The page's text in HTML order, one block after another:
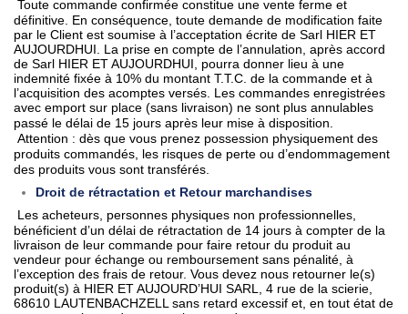
Toute commande confirmée constitue une vente ferme et
définitive. En conséquence, toute demande de modification faite
par le Client est soumise à l’acceptation écrite de Sarl HIER ET
AUJOURDHUI. La prise en compte de l’annulation, après accord
de Sarl HIER ET AUJOURDHUI, pourra donner lieu à une
indemnité fixée à 10% du montant T.T.C. de la commande et à
l’acquisition des acomptes versés. Les commandes enregistrées
avec emport sur place (sans livraison) ne sont plus annulables
passé le délai de 15 jours après leur mise à disposition.
Attention : dès que vous prenez possession physiquement des
produits commandés, les risques de perte ou d’endommagement
des produits vous sont transférés.
Droit de rétractation et Retour marchandises
Les acheteurs, personnes physiques non professionnelles,
bénéficient d’un délai de rétractation de 14 jours à compter de la
livraison de leur commande pour faire retour du produit au
vendeur pour échange ou remboursement sans pénalité, à
l’exception des frais de retour. Vous devez nous retourner le(s)
produit(s) à HIER ET AUJOURD’HUI SARL, 4 rue de la scierie,
68610 LAUTENBACHZELL sans retard excessif et, en tout état de